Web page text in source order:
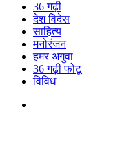
36 गढ़ी
देश विदेस
साहित्य
मनोरंजन
हमर अगुवा
36 गढ़ी फोटू
विविध